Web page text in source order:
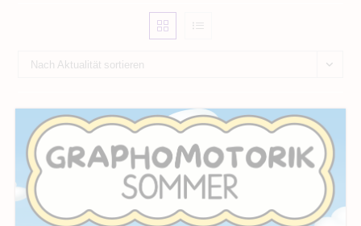
Nach Aktualität sortieren